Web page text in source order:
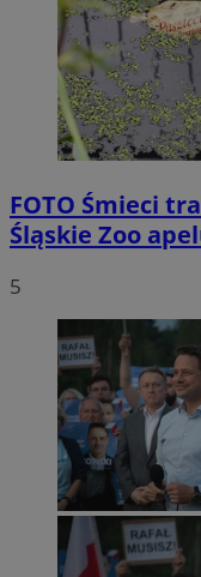
FOTO Śmieci
Śląskie Zoo
5